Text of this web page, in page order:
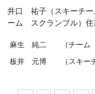
井口 祐子（スキーチ
ーム スクランブル）住
麻生 純二
（チー
板井 元博
（スキ